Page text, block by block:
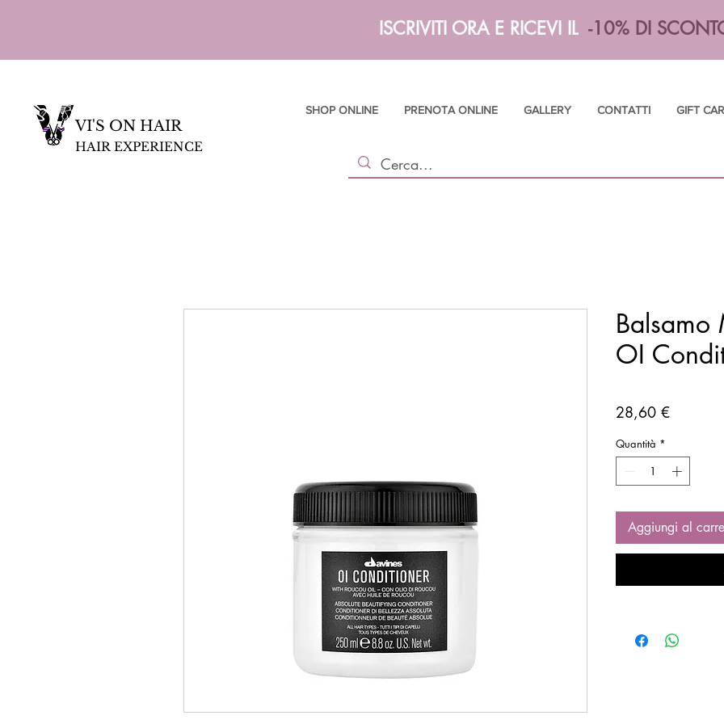
ISCRIVITI ORA E RICEVI IL -10% DI
VI'S ON HAIR
HAIR EXPERIENCE
SHOP ONLINE PRENOTA ONLINE GALLERY CONTATTI GIFT
Balsamo
OI
28,60 €Prezzo
Quantità *
Aggiungi al